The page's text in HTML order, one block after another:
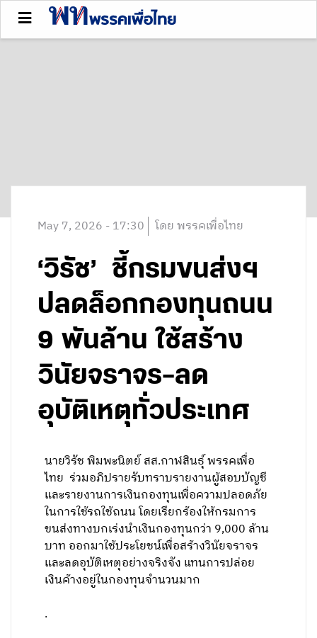
May 7, 2026 - 17:30 โดย พรรคเพื่อไทย
‘วิรัช’ ชี้กรมขนส่งฯ
ปลดล็อกกองทุนถนน
9 พันล้าน ใช้สร้าง
วินัยจราจร–ลด
อุบัติเหตุทั่วประเทศ
นายวิรัช พิมพะนิตย์ สส.กาฬสินธุ์ พรรคเพื่อ
ไทย ร่วมอภิปรายรับทราบรายงานผู้สอบบัญชี
และรายงานการเงินกองทุนเพื่อความปลอดภัย
ในการใช้รถใช้ถนน โดยเรียกร้องให้กรมการ
ขนส่งทางบกเร่งนำเงินกองทุนกว่า 9,000 ล้าน
บาท ออกมาใช้ประโยชน์เพื่อสร้างวินัยจราจร
และลดอุบัติเหตุอย่างจริงจัง แทนการปล่อย
เงินค้างอยู่ในกองทุนจำนวนมาก
.